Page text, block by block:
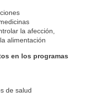
la afección,
alimentación
en los programas
de salud